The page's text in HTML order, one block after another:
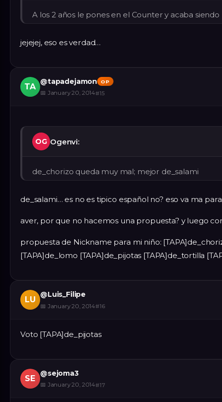
A los 2 años le pones en el Counter y acaba
jejejej, eso es verdad…
TA
@tapadejamon OP
📅 January 20, 2014#15
OG Ogenvi:
de_chorizo queda muy mal; mejor de_salami
de_salami… es no es tipico español no? eso va ma
aver, por que no hacemos una propuesta? y luego
propuesta de Nickname para mi niño:
[TAPA]de_lomo [TAPA]de_pijotas [TAPA]de_tortilla
LU
@Luis_Filipe
📅 January 20, 2014#16
Voto [TAPA]de_pijotas
SE
@sejoma3
📅 January 20, 2014#17